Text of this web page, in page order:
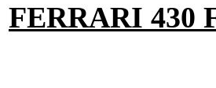
FERRARI 430